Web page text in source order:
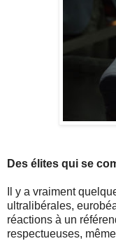
Des élites qui se
Il y a vraiment
ultralibérales,
réactions à un
respectueuses,